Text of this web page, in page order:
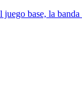
base, la